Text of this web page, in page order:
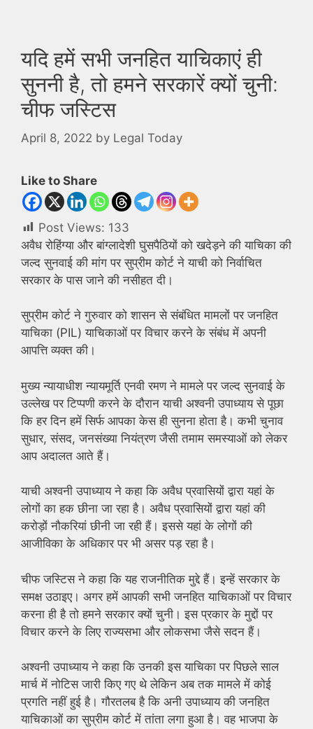
यदि हमें सभी जनहित याचिकाएं ही
सुननी है, तो हमने सरकारें क्यों चुनी:
चीफ जस्टिस
April 8, 2022 by Legal Today
Like to Share
Post Views: 133
अवैध रोहिंग्या और बांग्लादेशी घुसपैठियों को खदेड़ने की याचिका की
जल्द सुनवाई की मांग पर सुप्रीम कोर्ट ने याची को निर्वाचित
सरकार के पास जाने की नसीहत दी।
सुप्रीम कोर्ट ने गुरुवार को शासन से संबंधित मामलों पर जनहित
याचिका (PIL) याचिकाओं पर विचार करने के संबंध में अपनी
आपत्ति व्यक्त की।
मुख्य न्यायाधीश न्यायमूर्ति एनवी रमण ने मामले पर जल्द सुनवाई के
उल्लेख पर टिप्पणी करने के दौरान याची अश्वनी उपाध्याय से पूछा
कि हर दिन हमें सिर्फ आपका केस ही सुनना होता है। कभी चुनाव
सुधार, संसद, जनसंख्या नियंत्रण जैसी तमाम समस्याओं को लेकर
आप अदालत आते हैं।
याची अश्वनी उपाध्याय ने कहा कि अवैध प्रवासियों द्वारा यहां के
लोगों का हक छीना जा रहा है। अवैध प्रवासियों द्वारा यहां की
करोड़ों नौकरियां छीनी जा रही हैं। इससे यहां के लोगों की
आजीविका के अधिकार पर भी असर पड़ रहा है।
चीफ जस्टिस ने कहा कि यह राजनीतिक मुद्दे हैं। इन्हें सरकार के
समक्ष उठाइए। अगर हमें आपकी सभी जनहित याचिकाओं पर विचार
करना ही है तो हमने सरकार क्यों चुनी। इस प्रकार के मुद्दों पर
विचार करने के लिए राज्यसभा और लोकसभा जैसे सदन हैं।
अश्वनी उपाध्याय ने कहा कि उनकी इस याचिका पर पिछले साल
मार्च में नोटिस जारी किए गए थे लेकिन अब तक मामले में कोई
प्रगति नहीं हुई है। गौरतलब है कि अनी उपाध्याय की जनहित
याचिकाओं का सुप्रीम कोर्ट में तांता लगा हुआ है। वह भाजपा के